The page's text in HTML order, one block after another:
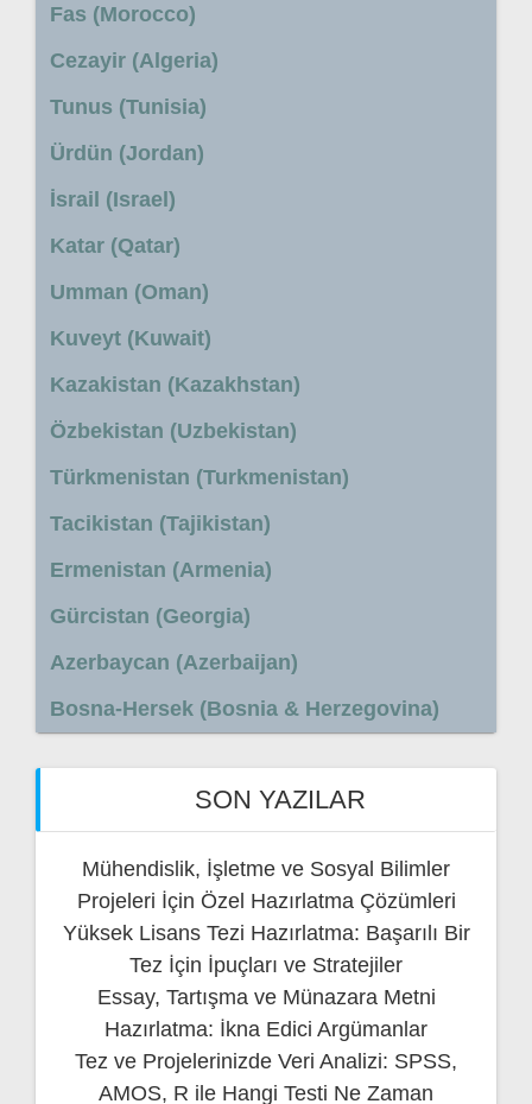
Fas (Morocco)
Cezayir (Algeria)
Tunus (Tunisia)
Ürdün (Jordan)
İsrail (Israel)
Katar (Qatar)
Umman (Oman)
Kuveyt (Kuwait)
Kazakistan (Kazakhstan)
Özbekistan (Uzbekistan)
Türkmenistan (Turkmenistan)
Tacikistan (Tajikistan)
Ermenistan (Armenia)
Gürcistan (Georgia)
Azerbaycan (Azerbaijan)
Bosna-Hersek (Bosnia & Herzegovina)
SON YAZILAR
Mühendislik, İşletme ve Sosyal Bilimler
Projeleri İçin Özel Hazırlatma Çözümleri
Yüksek Lisans Tezi Hazırlatma: Başarılı Bir
Tez İçin İpuçları ve Stratejiler
Essay, Tartışma ve Münazara Metni
Hazırlatma: İkna Edici Argümanlar
Tez ve Projelerinizde Veri Analizi: SPSS,
AMOS, R ile Hangi Testi Ne Zaman